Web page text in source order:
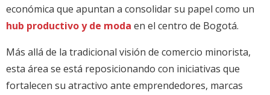
económica que apuntan a consolidar su papel como un
hub productivo y de moda en el centro de Bogotá.
Más allá de la tradicional visión de comercio minorista,
esta área se está reposicionando con iniciativas que
fortalecen su atractivo ante emprendedores, marcas